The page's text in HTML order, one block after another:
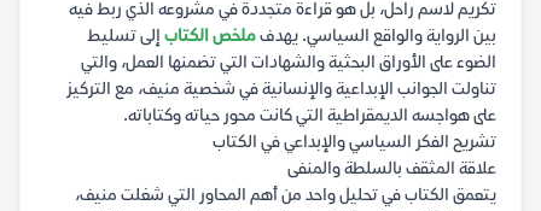
تكريم لاسم راحل، بل هو قراءة متجددة في مشروعه الذي ربط فيه
بين الرواية والواقع السياسي. يهدفملخص الكتاب إلى تسليط
الضوء على الأوراق البحثية والشهادات التي تضمنها العمل، والتي
تناولت الجوانب الإبداعية والإنسانية في شخصية منيف، مع التركيز
على هواجسه الديمقراطية التي كانت محور حياته وكتاباته.
تشريح الفكر السياسي والإبداعي في الكتاب
علاقة المثقف بالسلطة والمنفى
يتعمق الكتاب في تحليل واحد من أهم المحاور التي شغلت منيف،